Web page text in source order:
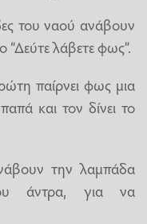
του ναού ανάβουν
“Δεύτε λάβετε φως”.
παίρνει φως μια
και τον δίνει το
την λαμπάδα
άντρα, για να